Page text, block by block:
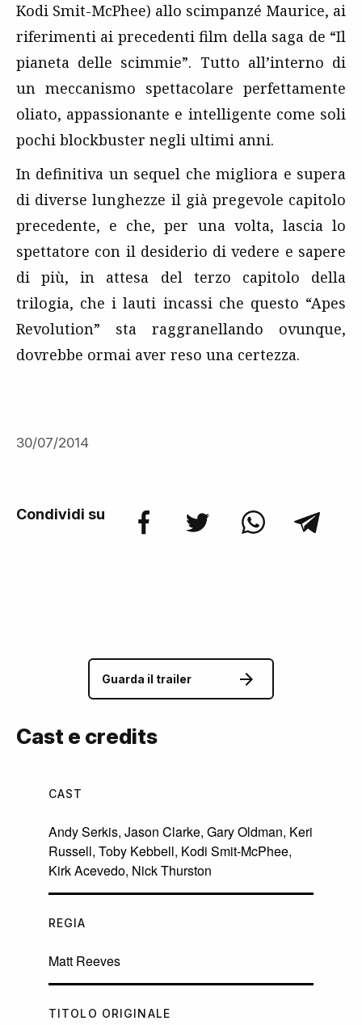
Kodi Smit-McPhee) allo scimpanzé Maurice, ai
riferimenti ai precedenti film della saga de “Il
pianeta delle scimmie”. Tutto all’interno di
un meccanismo spettacolare perfettamente
oliato, appassionante e intelligente come soli
pochi blockbuster negli ultimi anni.
In definitiva un sequel che migliora e supera
di diverse lunghezze il già pregevole capitolo
precedente, e che, per una volta, lascia lo
spettatore con il desiderio di vedere e sapere
di più, in attesa del terzo capitolo della
trilogia, che i lauti incassi che questo “Apes
Revolution” sta raggranellando ovunque,
dovrebbe ormai aver reso una certezza.
30/07/2014
Condividi su
Guarda il trailer
Cast e credits
CAST
Andy Serkis, Jason Clarke, Gary Oldman, Keri
Russell, Toby Kebbell, Kodi Smit-McPhee,
Kirk Acevedo, Nick Thurston
REGIA
Matt Reeves
TITOLO ORIGINALE